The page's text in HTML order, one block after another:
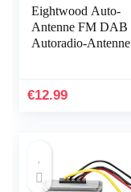
Eightwood Auto-
Antenne FM DAB
Autoradio-Antenne
Antenne Staaf Auto-
€12.99